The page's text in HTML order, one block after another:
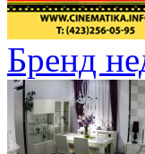
Бренд